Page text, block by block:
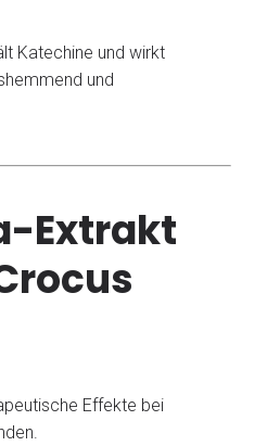
Katechine und wirkt
und
Extrakt
Effekte bei